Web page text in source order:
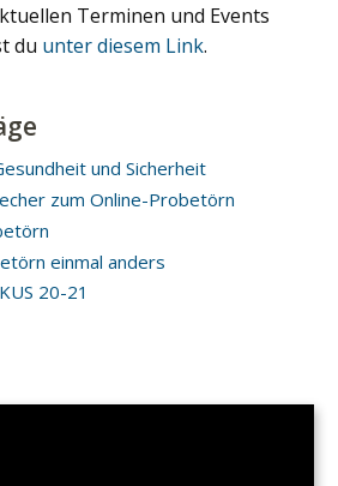
Terminen und Events
du unter diesem Link.
und Sicherheit
zum Online-Probetörn
einmal anders
20-21